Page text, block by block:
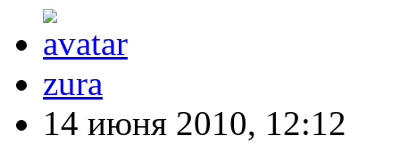
zura
14 июня 2010, 12:12